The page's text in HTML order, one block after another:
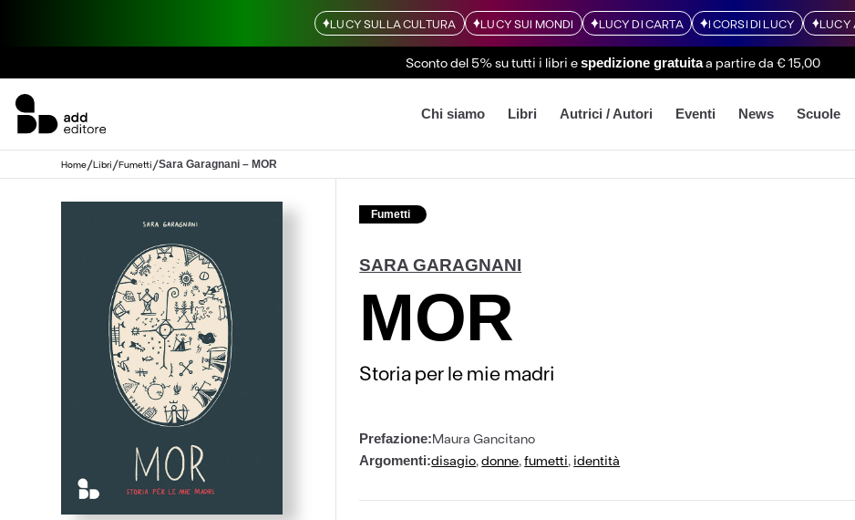
LUCY SULLA CULTURA LUCY SUI MONDI LUCY DI CARTA I CORSI DI LUCY LUCY
Sconto del 5% su tutti i libri espedizione gratuitaa partire da € 15,00
Chi siamo Libri Autrici / Autori Eventi News Scuole
Home/Libri/Fumetti/Sara Garagnani – MOR
Fumetti
SARA GARAGNANI
MOR
Storia per le mie madri
Prefazione:Maura Gancitano
Argomenti:disagio,donne,fumetti, identità